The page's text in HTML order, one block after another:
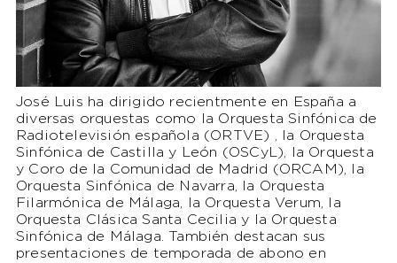
José Luis ha dirigido recientmente en España a
diversas orquestas como la Orquesta Sinfónica de
Radiotelevisión española (ORTVE) , la Orquesta
Sinfónica de Castilla y León (OSCyL), la Orquesta
y Coro de la Comunidad de Madrid (ORCAM), la
Orquesta Sinfónica de Navarra, la Orquesta
Filarmónica de Málaga, la Orquesta Verum, la
Orquesta Clásica Santa Cecilia y la Orquesta
Sinfónica de Málaga. También destacan sus
presentaciones de temporada de abono en